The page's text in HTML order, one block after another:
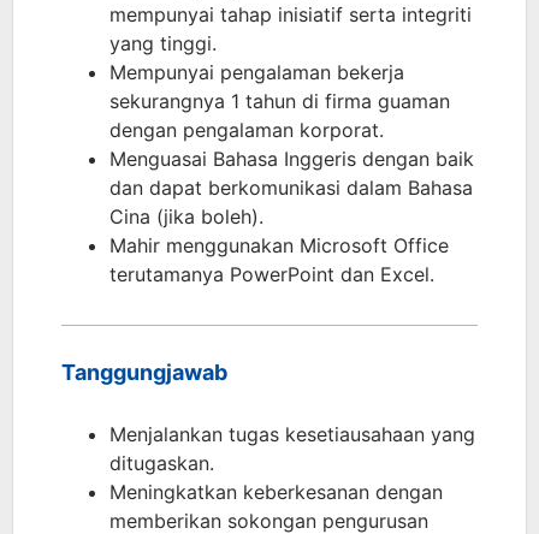
mempunyai tahap inisiatif serta integriti
yang tinggi.
Mempunyai pengalaman bekerja
sekurangnya 1 tahun di firma guaman
dengan pengalaman korporat.
Menguasai Bahasa Inggeris dengan baik
dan dapat berkomunikasi dalam Bahasa
Cina (jika boleh).
Mahir menggunakan Microsoft Office
terutamanya PowerPoint dan Excel.
Tanggungjawab
Menjalankan tugas kesetiausahaan yang
ditugaskan.
Meningkatkan keberkesanan dengan
memberikan sokongan pengurusan